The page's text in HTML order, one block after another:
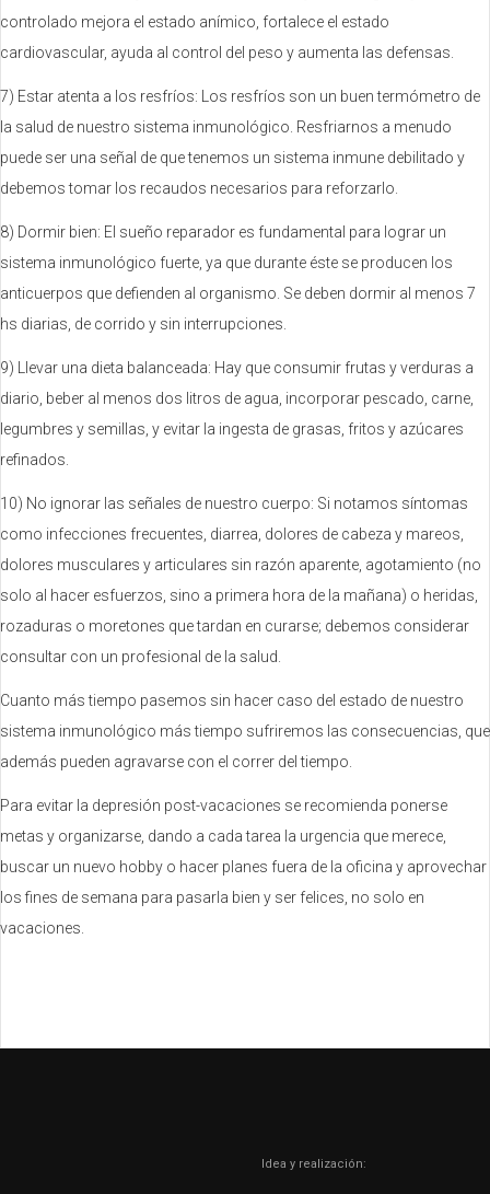
controlado mejora el estado anímico, fortalece el estado
cardiovascular, ayuda al control del peso y aumenta las defensas.
7) Estar atenta a los resfríos: Los resfríos son un buen termómetro de
la salud de nuestro sistema inmunológico. Resfriarnos a menudo
puede ser una señal de que tenemos un sistema inmune debilitado y
debemos tomar los recaudos necesarios para reforzarlo.
8) Dormir bien: El sueño reparador es fundamental para lograr un
sistema inmunológico fuerte, ya que durante éste se producen los
anticuerpos que defienden al organismo. Se deben dormir al menos 7
hs diarias, de corrido y sin interrupciones.
9) Llevar una dieta balanceada: Hay que consumir frutas y verduras a
diario, beber al menos dos litros de agua, incorporar pescado, carne,
legumbres y semillas, y evitar la ingesta de grasas, fritos y azúcares
refinados.
10) No ignorar las señales de nuestro cuerpo: Si notamos síntomas
como infecciones frecuentes, diarrea, dolores de cabeza y mareos,
dolores musculares y articulares sin razón aparente, agotamiento (no
solo al hacer esfuerzos, sino a primera hora de la mañana) o heridas,
rozaduras o moretones que tardan en curarse; debemos considerar
consultar con un profesional de la salud.
Cuanto más tiempo pasemos sin hacer caso del estado de nuestro
sistema inmunológico más tiempo sufriremos las consecuencias, que
además pueden agravarse con el correr del tiempo.
Para evitar la depresión post-vacaciones se recomienda ponerse
metas y organizarse, dando a cada tarea la urgencia que merece,
buscar un nuevo hobby o hacer planes fuera de la oficina y aprovechar
los fines de semana para pasarla bien y ser felices, no solo en
vacaciones.
Idea y realización: